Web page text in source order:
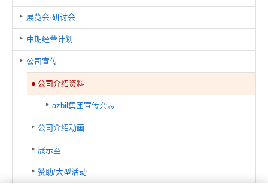
展览会·研讨会
中期经营计划
公司宣传
公司介绍资料
azbil集团宣传杂志
公司介绍动画
展示室
赞助/大型活动